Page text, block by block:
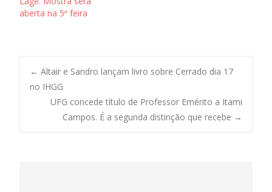
aberta na 5ª feira
Post
navigation
← Altair e Sandro lançam livro sobre Cerrado dia 17
no IHGG
UFG concede título de Professor Emérito a Itami
Campos. É a segunda distinção que recebe →